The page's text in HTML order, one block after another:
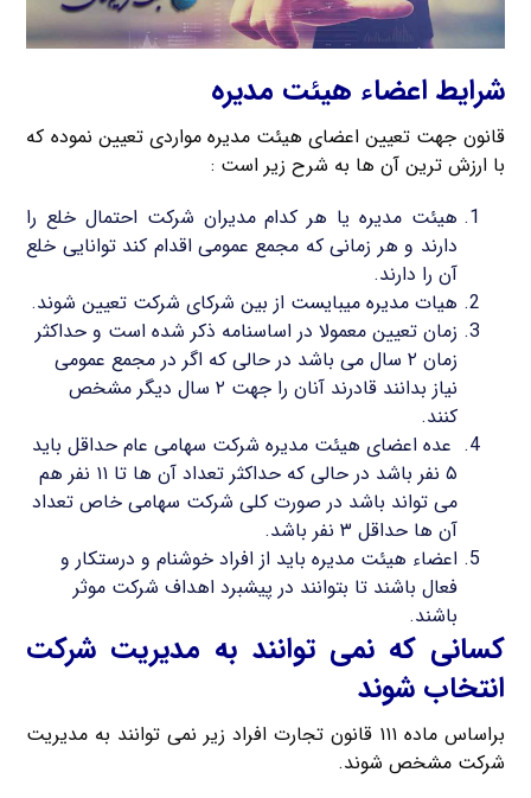
شرایط اعضاء هیئت مدیره
قانون جهت تعیین اعضای هیئت مدیره مواردی تعیین نموده که
با ارزش ترین آن ها به شرح زیر است :
هیئت مدیره یا هر کدام مدیران شرکت احتمال خلع را
دارند و هر زمانی که مجمع عمومی اقدام کند توانایی خلع
آن را دارند.
هیات مدیره میبایست از بین شرکای شرکت تعیین شوند.
زمان تعیین معمولا در اساسنامه ذکر شده است و حداکثر
زمان ۲ سال می باشد در حالی که اگر در مجمع عمومی
نیاز بدانند قادرند آنان را جهت ۲ سال دیگر مشخص
کنند.
عده اعضای هیئت مدیره شرکت سهامی عام حداقل باید
۵ نفر باشد در حالی که حداکثر تعداد آن ها تا ۱۱ نفر هم
می تواند باشد در صورت کلی شرکت سهامی خاص تعداد
آن ها حداقل ۳ نفر باشد.
اعضاء هیئت مدیره باید از افراد خوشنام و درستکار و
فعال باشند تا بتوانند در پیشبرد اهداف شرکت موثر
باشند.
کسانی که نمی توانند به مدیریت شرکت
انتخاب شوند
براساس ماده ۱۱۱ قانون تجارت افراد زیر نمی توانند به مدیریت
شرکت مشخص شوند.